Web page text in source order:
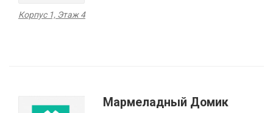
Корпус 1, Этаж 4
Мармеладный Домик